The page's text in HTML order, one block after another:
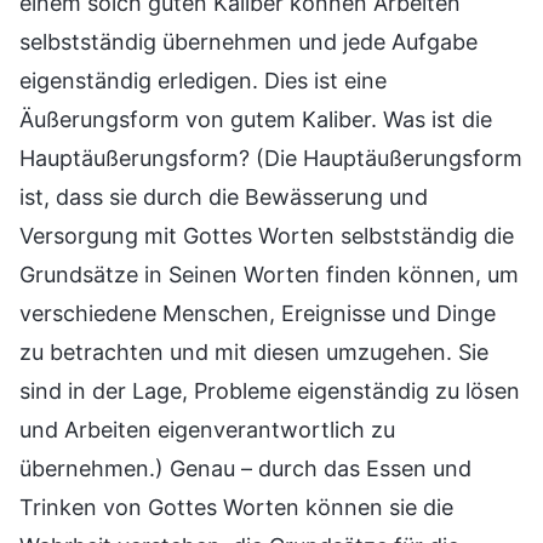
selbstständig übernehmen und jede Aufgabe
eigenständig erledigen. Dies ist eine
Äußerungsform von gutem Kaliber. Was ist die
Hauptäußerungsform? (Die Hauptäußerungsform
ist, dass sie durch die Bewässerung und
Versorgung mit Gottes Worten selbstständig die
Grundsätze in Seinen Worten finden können, um
verschiedene Menschen, Ereignisse und Dinge
zu betrachten und mit diesen umzugehen. Sie
sind in der Lage, Probleme eigenständig zu lösen
und Arbeiten eigenverantwortlich zu
übernehmen.) Genau – durch das Essen und
Trinken von Gottes Worten können sie die